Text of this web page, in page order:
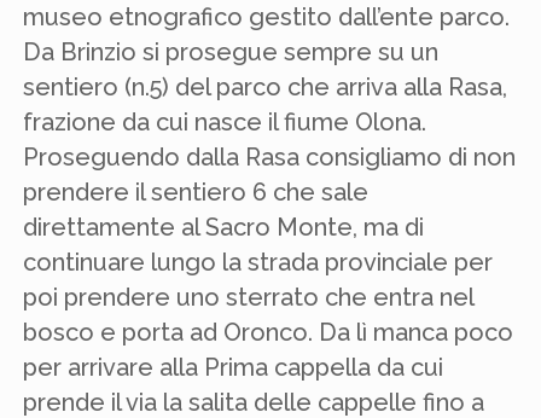
museo etnografico gestito dall’ente parco.
Da Brinzio si prosegue sempre su un
sentiero (n.5) del parco che arriva alla Rasa,
frazione da cui nasce il fiume Olona.
Proseguendo dalla Rasa consigliamo di non
prendere il sentiero 6 che sale
direttamente al Sacro Monte, ma di
continuare lungo la strada provinciale per
poi prendere uno sterrato che entra nel
bosco e porta ad Oronco. Da lì manca poco
per arrivare alla Prima cappella da cui
prende il via la salita delle cappelle fino a